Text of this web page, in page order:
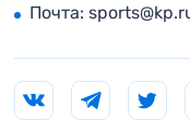
Почта: